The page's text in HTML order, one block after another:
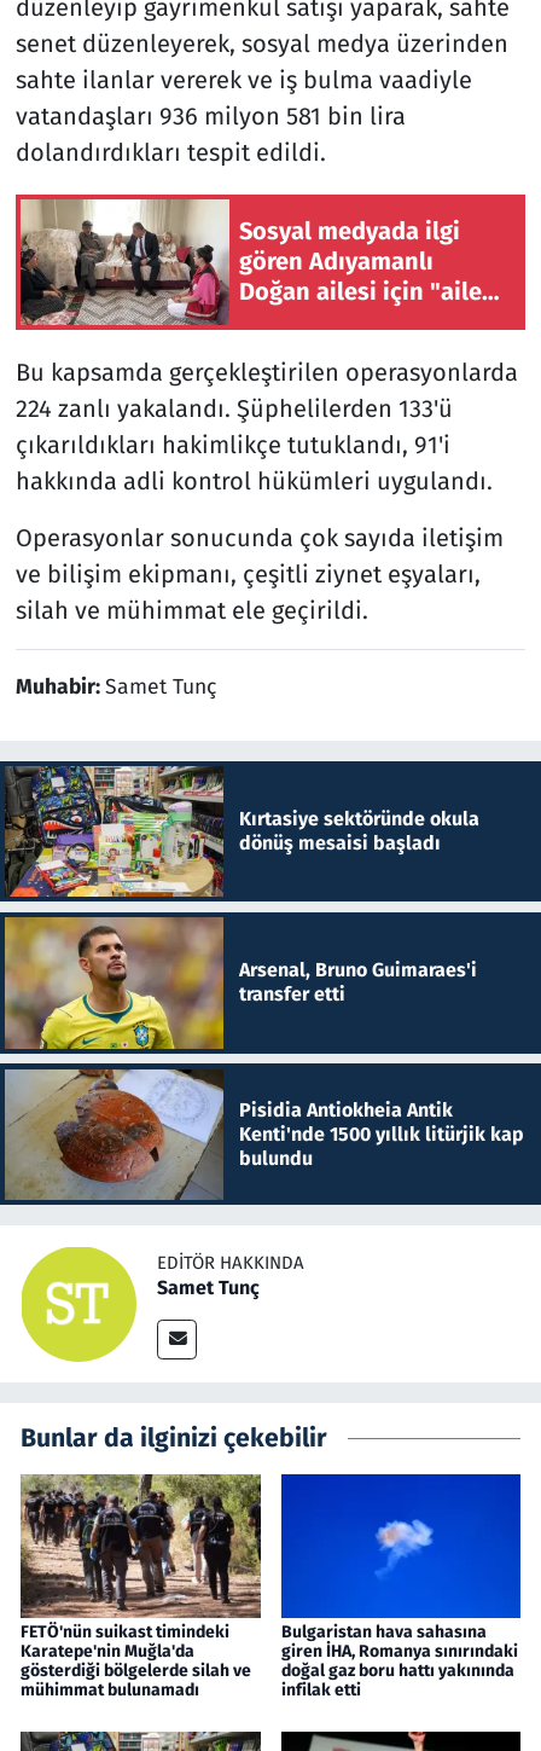
düzenleyip gayrimenkul satışı yaparak, sahte
senet düzenleyerek, sosyal medya üzerinden
sahte ilanlar vererek ve iş bulma vaadiyle
vatandaşları 936 milyon 581 bin lira
dolandırdıkları tespit edildi.
Sosyal medyada ilgi
gören Adıyamanlı
Doğan ailesi için "aile
Bu kapsamda gerçekleştirilen operasyonlarda
224 zanlı yakalandı. Şüphelilerden 133'ü
çıkarıldıkları hakimlikçe tutuklandı, 91'i
hakkında adli kontrol hükümleri uygulandı.
Operasyonlar sonucunda çok sayıda iletişim
ve bilişim ekipmanı, çeşitli ziynet eşyaları,
silah ve mühimmat ele geçirildi.
Muhabir:Samet Tunç
Kırtasiye sektöründe okula
dönüş mesaisi başladı
Arsenal, Bruno Guimaraes'i
transfer etti
Pisidia Antiokheia Antik
Kenti'nde 1500 yıllık litürjik kap
bulundu
EDITÖR HAKKINDA
Samet Tunç
Bunlar da ilginizi çekebilir
FETÖ'nün suikast timindeki
Karatepe'nin Muğla'da
gösterdiği bölgelerde silah ve
mühimmat bulunamadı
Bulgaristan hava sahasına
giren İHA, Romanya sınırındaki
doğal gaz boru hattı yakınında
infilak etti